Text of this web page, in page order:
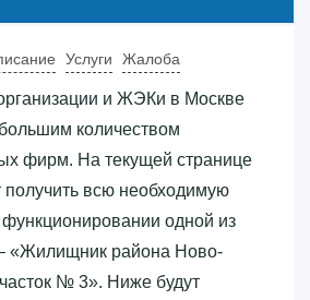
Услуги Жалоба
и ЖЭКи в Москве
количеством
фирм. На текущей странице
получить всю необходимую
одной из
«‎Жилищник района Ново-
№ 3»‎. Ниже будут